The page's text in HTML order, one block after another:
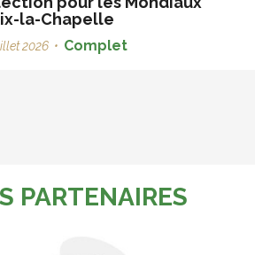
la-Chapelle
2026 • Complet
PARTENAIRES